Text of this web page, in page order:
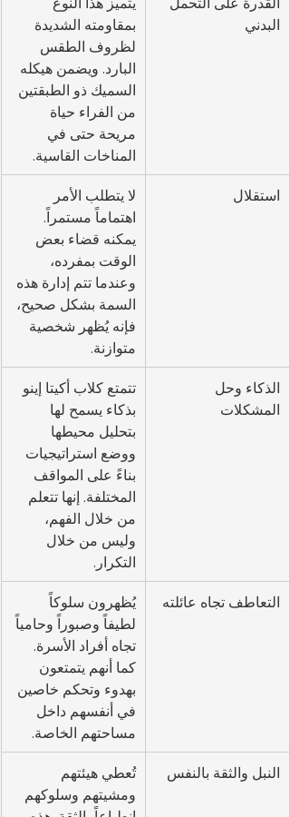
البدني
بمقاومته الشديدة
لظروف الطقس
البارد. ويضمن هيكله
السميك ذو الطبقتين
من الفراء حياة
مريحة حتى في
المناخات القاسية.
استقلال
لا يتطلب الأمر
اهتماماً مستمراً.
يمكنه قضاء بعض
الوقت بمفرده،
وعندما تتم إدارة هذه
السمة بشكل صحيح،
فإنه يُظهر شخصية
متوازنة.
الذكاء وحل
المشكلات
تتمتع كلاب أكيتا إينو
بذكاء يسمح لها
بتحليل محيطها
ووضع استراتيجيات
بناءً على المواقف
المختلفة. إنها تتعلم
من خلال الفهم،
وليس من خلال
التكرار.
التعاطف تجاه عائلته
يُظهرون سلوكاً
لطيفاً وصبوراً وحامياً
تجاه أفراد الأسرة.
كما أنهم يتمتعون
بهدوء وتحكم خاصين
في أنفسهم داخل
مساحتهم الخاصة.
النبل والثقة بالنفس
تُعطي هيئتهم
ومشيتهم وسلوكهم